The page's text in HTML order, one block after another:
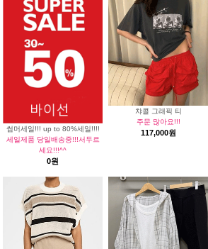
썸머세일!!! up to 80%세일!!!!
세일제품 당일배송중!!!서두르
세요!!!^^
0원
챠콜 그래픽 티
주문 많아요!!!
117,000원